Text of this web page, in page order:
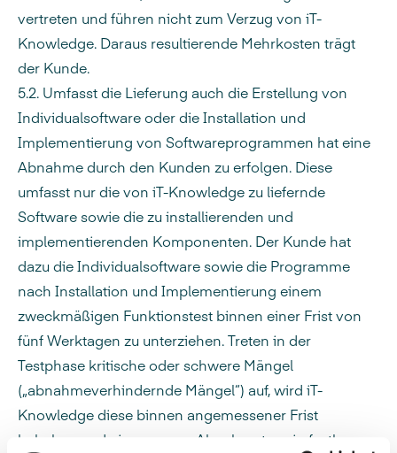
vertreten und führen nicht zum Verzug von iT-
Knowledge. Daraus resultierende Mehrkosten trägt
der Kunde.
5.2. Umfasst die Lieferung auch die Erstellung von
Individualsoftware oder die Installation und
Implementierung von Softwareprogrammen hat eine
Abnahme durch den Kunden zu erfolgen. Diese
umfasst nur die von iT-Knowledge zu liefernde
Software sowie die zu installierenden und
implementierenden Komponenten. Der Kunde hat
dazu die Individualsoftware sowie die Programme
nach Installation und Implementierung einem
zweckmäßigen Funktionstest binnen einer Frist von
fünf Werktagen zu unterziehen. Treten in der
Testphase kritische oder schwere Mängel
(„abnahmeverhindernde Mängel“) auf, wird iT-
Knowledge diese binnen angemessener Frist
beheben und einen neuen Abnahmetermin festlegen.